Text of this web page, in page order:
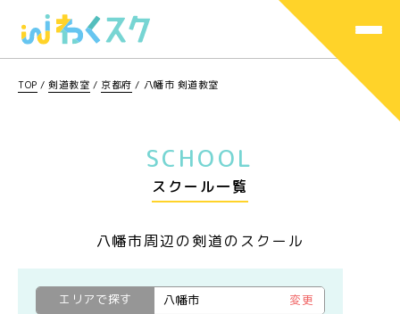
TOP /剣道教室 / 京都府 / 八幡市 剣道教室
SCHOOL
スクール一覧
八幡市周辺の剣道のスクール
エリアで探す 八幡市
変更